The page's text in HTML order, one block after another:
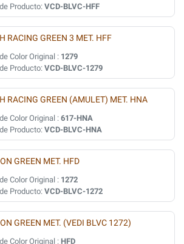
Producto: VCD-BLVC-HFF
RACING GREEN 3 MET. HFF
Color Original : 1279
Producto: VCD-BLVC-1279
RACING GREEN (AMULET) MET. HNA
Color Original : 617-HNA
Producto: VCD-BLVC-HNA
GREEN MET. HFD
Color Original : 1272
Producto: VCD-BLVC-1272
GREEN MET. (VEDI BLVC 1272)
Color Original : HFD